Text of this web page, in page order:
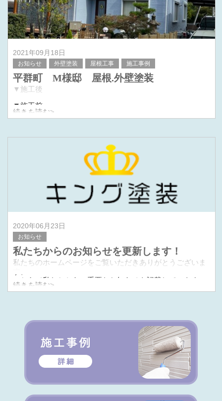
2021年09月18日
お知らせ 外壁塗装 屋根工事 施工事例
平群町 M様邸 屋根.外壁塗装
▼施工後
▼施工前
水色をメインに配色しかわいらしい声になりました！！
続きを読む>
2020年06月23日
お知らせ
私たちからのお知らせを更新します！
私たちのホームページをご覧いただきありがとうございま
こちらで私たちからの重要なお知らせを記載していきま
続きを読む>